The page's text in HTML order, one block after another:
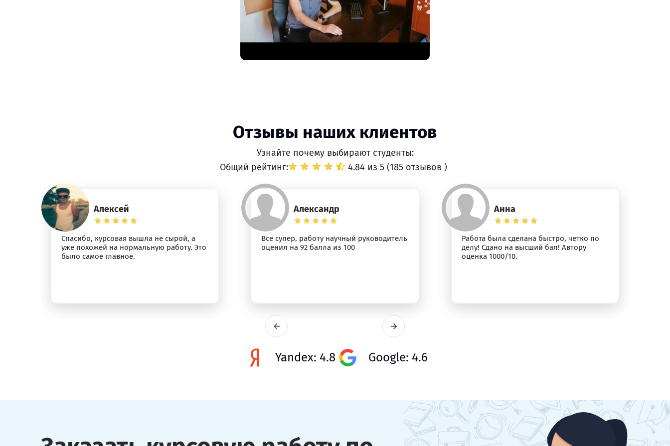
Отзывы наших клиентов
Узнайте почему выбирают студенты:
Общий рейтинг:
4.84 из 5 (185 отзывов )
Алексей
Спасибо, курсовая вышла не сырой, а
уже похожей на нормальную работу. Это
было самое главное.
Александр
Все супер, работу научный руководитель
оценил на 92 балла из 100
Анна
Работа была сделана быстро, четко по
делу! Сдано на высший бал! Автору
оценка 1000/10.
Yandex: 4.8 Google: 4.6